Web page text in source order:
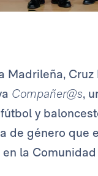
Madrileña, Cruz
Compañer@s,
y
de género que
en la